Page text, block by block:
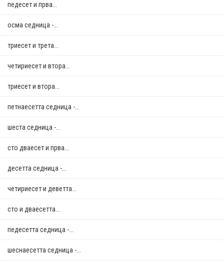
педесет и прва...
осма седница -...
триесет и трета...
четириесет и втора...
триесет и втора...
петнаесетта седница -...
шеста седница -...
сто дваесет и прва...
десетта седница -...
четириесет и деветта...
сто и дваесетта...
педесетта седница -...
шеснаесетта седница -...